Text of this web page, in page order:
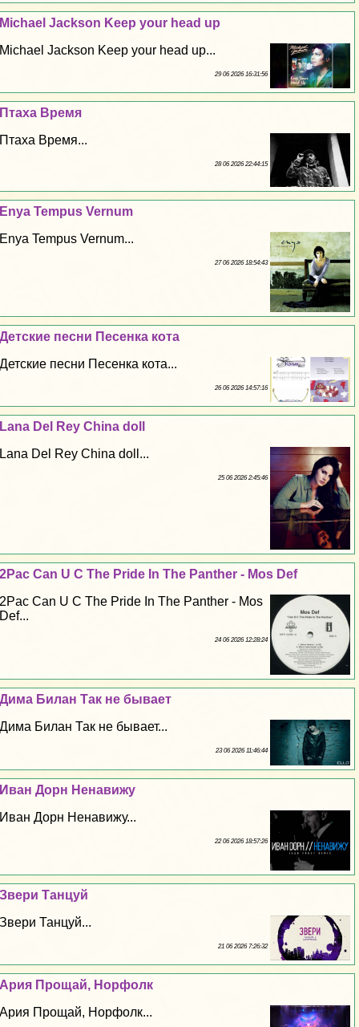
Michael Jackson Keep your head up
Michael Jackson Keep your head up...
29 06 2026 16:31:56
Птаха Время
Птаха Время...
28 06 2026 22:44:15
Enya Tempus Vernum
Enya Tempus Vernum...
27 06 2026 18:54:43
Детские песни Песенка кота
Детские песни Песенка кота...
26 06 2026 14:57:16
Lana Del Rey China doll
Lana Del Rey China doll...
25 06 2026 2:45:46
2Pac Can U C The Pride In The Panther - Mos Def
2Pac Can U C The Pride In The Panther - Mos
Def...
24 06 2026 12:28:24
Дима Билан Так не бывает
Дима Билан Так не бывает...
23 06 2026 11:46:44
Иван Дорн Ненавижу
Иван Дорн Ненавижу...
22 06 2026 18:57:26
Звери Танцуй
Звери Танцуй...
21 06 2026 7:26:32
Ария Прощай, Норфолк
Ария Прощай, Норфолк...